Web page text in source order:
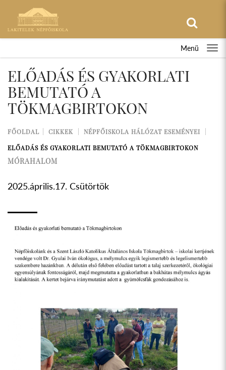
Menü
ELŐADÁS ÉS GYAKORLATI
BEMUTATÓ A
TÖKMAGBIRTOKON
FŐOLDAL CIKKEK
NÉPFŐISKOLA HÁLÓZAT ESEMÉNYEI
ELŐADÁS ÉS GYAKORLATI BEMUTATÓ A TÖKMAGBIRTOKON
MÓRAHALOM
2025.április.17. Csütörtök